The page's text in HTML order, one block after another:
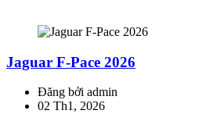
Jaguar F-Pace 2026
Đăng bởi admin
02 Th1, 2026